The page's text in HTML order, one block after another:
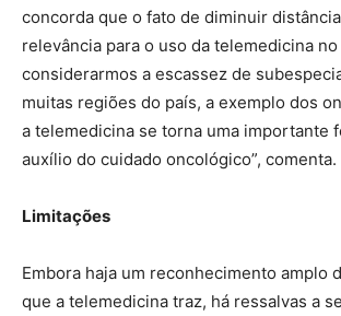
concorda que o fato de diminuir
relevância para o uso da telemedicina no
considerarmos a escassez de
muitas regiões do país, a exemplo dos
a telemedicina se torna uma importante
auxílio do cuidado oncológico”, comenta.
Limitações
Embora haja um reconhecimento amplo
que a telemedicina traz, há ressalvas a